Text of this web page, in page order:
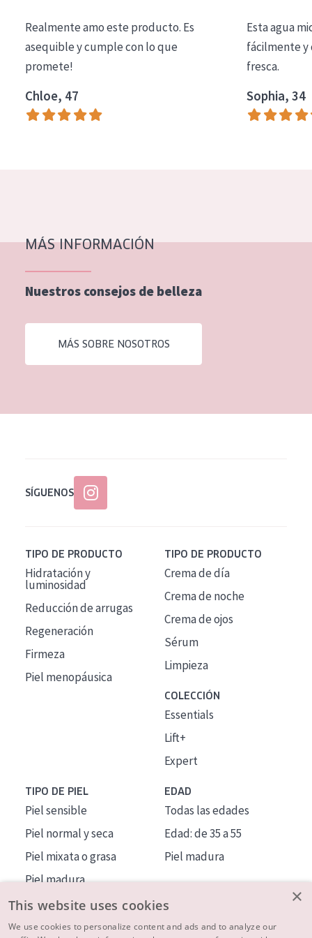
Essentials
Lift+
Expert
Piel madura
Piel menopáusica
EDAD
Realmente amo este producto. Es
asequible y cumple con lo que
promete!
Chloe, 47
Esta agua
fácilmente y
fresca.
Sophia, 34
MÁS INFORMACIÓN
Nuestros consejos de belleza
MÁS SOBRE NOSOTROS
SÍGUENOS
TIPO DE PRODUCTO
Hidratación y
luminosidad
Reducción de arrugas
Regeneración
Firmeza
Piel menopáusica
TIPO DE PRODUCTO
Crema de día
Crema de noche
Crema de ojos
Sérum
Limpieza
COLECCIÓN
Essentials
Lift+
Expert
TIPO DE PIEL
Piel sensible
Piel normal y seca
Piel mixata o grasa
Piel madura
Piel expuesta al sol
Piel menopáusica
EDAD
Todas las edades
Edad: de 35 a 55
Piel madura
×
This website uses cookies
We use cookies to personalize content and ads and to analyze our